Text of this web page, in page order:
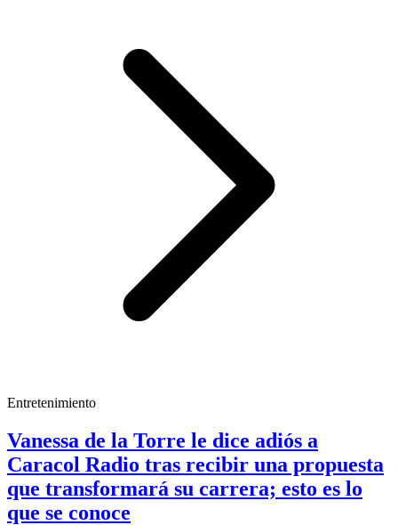
Entretenimiento
Vanessa de la Torre le dice adiós a
Caracol Radio tras recibir una propuesta
que transformará su carrera; esto es lo
que se conoce